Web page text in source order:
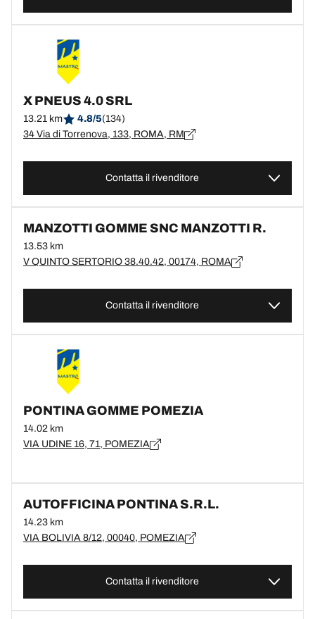
X PNEUS 4.0 SRL
13.21 km 4.8/5(134)
34 Via di Torrenova, 133, ROMA, RM
Contatta il rivenditore
MANZOTTI GOMME SNC MANZOTTI R.
13.53 km
V QUINTO SERTORIO 38.40.42, 00174, ROMA
Contatta il rivenditore
PONTINA GOMME POMEZIA
14.02 km
VIA UDINE 16, 71, POMEZIA
AUTOFFICINA PONTINA S.R.L.
14.23 km
VIA BOLIVIA 8/12, 00040, POMEZIA
Contatta il rivenditore